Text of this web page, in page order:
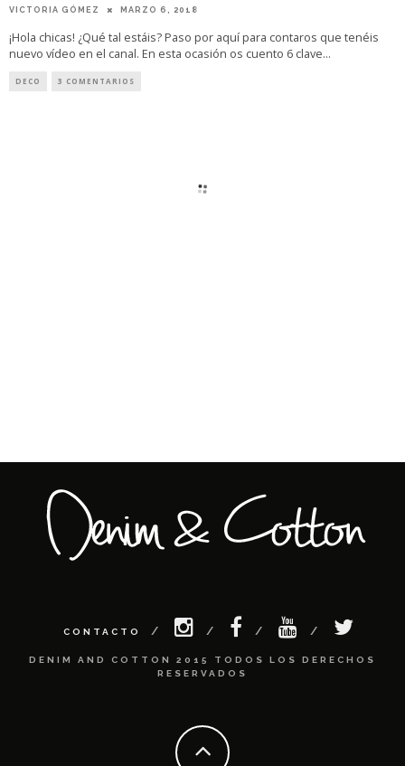
VICTORIA GÓMEZ MARZO 6, 2018
¡Hola chicas! ¿Qué tal estáis? Paso por aquí para contaros que tenéis
nuevo vídeo en el canal. En esta ocasión os cuento 6 clave...
DECO 3 COMENTARIOS
CONTACTO
DENIM AND COTTON 2015 TODOS LOS DERECHOS
RESERVADOS